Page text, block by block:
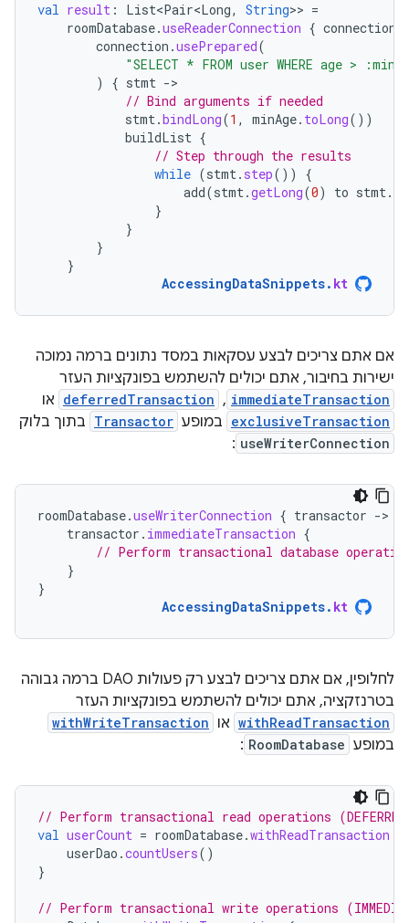
val result : List<Pair<Long, String>> =
roomDatabase.useReaderConnection { connection
connection .usePrepared(
"SELECT * FROM user WHERE age >
)
{ stmt -
// Bind arguments if needed
stmt.bindLong(1 , minAge. toLong())
buildList {
// Step through the results
while (stmt. step())
{
add(stmt.getLong(0) to stmt.
}
}
}
}
AccessingDataSnippets. kt
אם אתם צריכים לבצע עסקאות במסד נתונים ברמה נמוכה
ישירות בחיבור, אתם יכולים להשתמש בפונקציות העזר
immediateTransaction
,‏
deferredTransaction או
exclusiveTransaction במופע Transactor בתוך בלוק
useWriterConnection
:
roomDatabase.useWriterConnection { transactor -
transactor . immediateTransaction {
// Perform transactional database
}
}
AccessingDataSnippets. kt
לחלופין, אם אתם צריכים לבצע רק פעולות DAO ברמה גבוהה
בטרנזקציה, אתם יכולים להשתמש בפונקציות העזר
withReadTransaction או withWriteTransaction
במופע RoomDatabase
:
// Perform transactional read operations
val userCount = roomDatabase.withReadTransaction
userDao .countUsers()
}
// Perform transactional write operations